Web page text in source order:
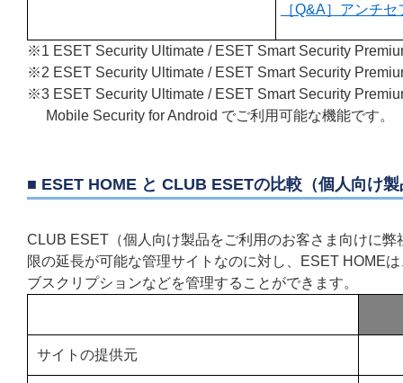
［Q&A］アンチ
※1 ESET Security Ultimate / ESET Smart Security
※2 ESET Security Ultimate / ESET Smart Security
※3 ESET Security Ultimate / ESET Smart Security
Mobile Security for Android でご利用可能な機能です。
■ ESET HOME と CLUB ESETの比較（個人向け製
CLUB ESET（個人向け製品をご利用のお客さま向けに
限の延長が可能な管理サイトなのに対し、ESET HOME
ブスクリプションなどを管理することができます。
サイトの提供元